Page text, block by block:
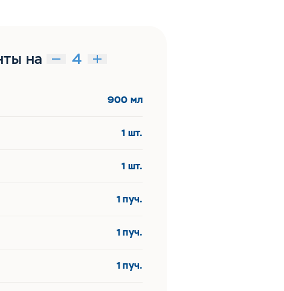
на
900 мл
1 шт.
1 шт.
1 пуч.
1 пуч.
1 пуч.